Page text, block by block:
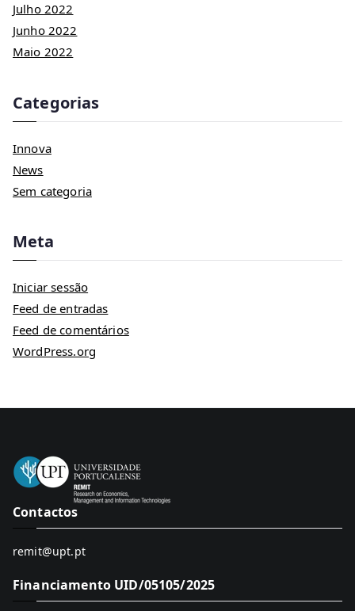
Julho 2022
Junho 2022
Maio 2022
Categorias
Innova
News
Sem categoria
Meta
Iniciar sessão
Feed de entradas
Feed de comentários
WordPress.org
Contactos
remit@upt.pt
Financiamento UID/05105/2025